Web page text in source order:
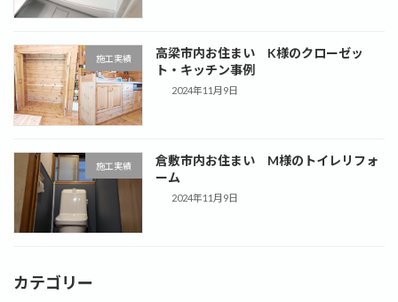
施工実績
高梁市内お住まい K様のクローゼッ
ト・キッチン事例
2024年11月9日
施工実績
倉敷市内お住まい M様のトイレリフォ
ーム
2024年11月9日
カテゴリー